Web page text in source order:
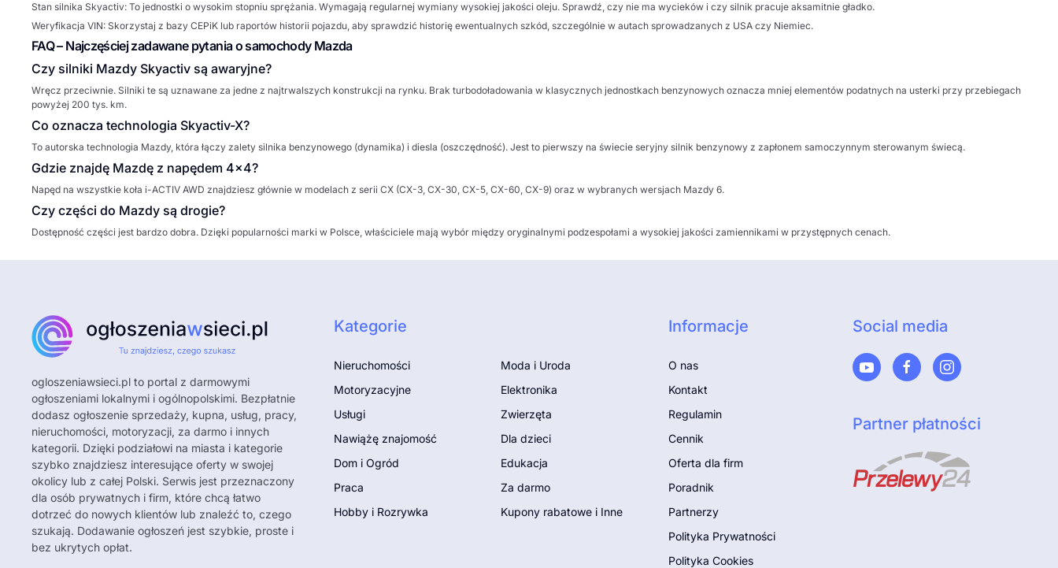
Stan silnika Skyactiv: To jednostki o wysokim stopniu sprężania. Wymagają regularnej wymiany wysokiej jakości oleju. Sprawdź, czy nie ma wycieków i czy silnik pracuje aksamitnie gładko.
Weryfikacja VIN: Skorzystaj z bazy CEPiK lub raportów historii pojazdu, aby sprawdzić historię ewentualnych szkód, szczególnie w autach sprowadzanych z USA czy Niemiec.
FAQ – Najczęściej zadawane pytania o samochody Mazda
Czy silniki Mazdy Skyactiv są awaryjne?
Wręcz przeciwnie. Silniki te są uznawane za jedne z najtrwalszych konstrukcji na rynku. Brak turbodoładowania w klasycznych jednostkach benzynowych oznacza mniej elementów podatnych na usterki przy przebiegach
powyżej 200 tys. km.
Co oznacza technologia Skyactiv-X?
To autorska technologia Mazdy, która łączy zalety silnika benzynowego (dynamika) i diesla (oszczędność). Jest to pierwszy na świecie seryjny silnik benzynowy z zapłonem samoczynnym sterowanym świecą.
Gdzie znajdę Mazdę z napędem 4x4?
Napęd na wszystkie koła i-ACTIV AWD znajdziesz głównie w modelach z serii CX (CX-3, CX-30, CX-5, CX-60, CX-9) oraz w wybranych wersjach Mazdy 6.
Czy części do Mazdy są drogie?
Dostępność części jest bardzo dobra. Dzięki popularności marki w Polsce, właściciele mają wybór między oryginalnymi podzespołami a wysokiej jakości zamiennikami w przystępnych cenach.
ogloszeniawsieci.pl to portal z darmowymi
ogłoszeniami lokalnymi i ogólnopolskimi. Bezpłatnie
dodasz ogłoszenie sprzedaży, kupna, usług, pracy,
nieruchomości, motoryzacji, za darmo i innych
kategorii. Dzięki podziałowi na miasta i kategorie
szybko znajdziesz interesujące oferty w swojej
okolicy lub z całej Polski. Serwis jest przeznaczony
dla osób prywatnych i firm, które chcą łatwo
dotrzeć do nowych klientów lub znaleźć to, czego
szukają. Dodawanie ogłoszeń jest szybkie, proste i
bez ukrytych opłat.
Kategorie
Nieruchomości
Motoryzacyjne
Usługi
Nawiążę znajomość
Dom i Ogród
Praca
Hobby i Rozrywka
Moda i Uroda
Elektronika
Zwierzęta
Dla dzieci
Edukacja
Za darmo
Kupony rabatowe i Inne
Informacje
O nas
Kontakt
Regulamin
Cennik
Oferta dla firm
Poradnik
Partnerzy
Polityka Prywatności
Polityka Cookies
Social media
Partner płatności